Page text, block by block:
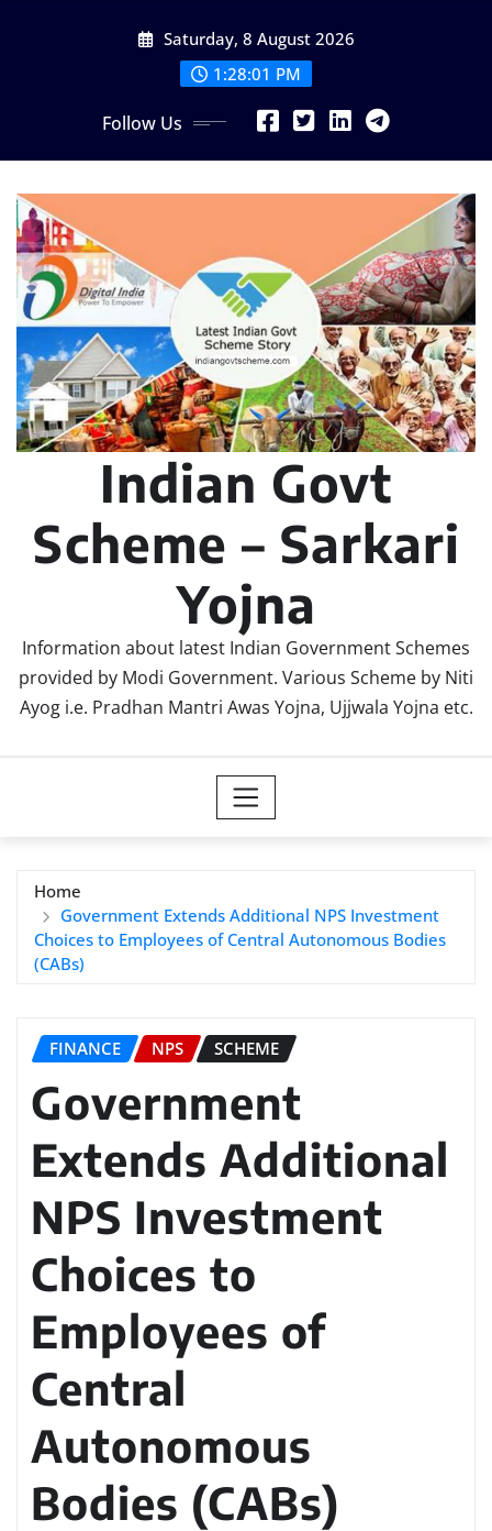
Saturday, 8 August 2026
1:28:02 PM
Follow Us
Indian Govt
Scheme – Sarkari
Yojna
Information about latest Indian Government Schemes
provided by Modi Government. Various Scheme by Niti
Ayog i.e. Pradhan Mantri Awas Yojna, Ujjwala Yojna etc.
Home
Government Extends Additional NPS Investment
Choices to Employees of Central Autonomous Bodies
(CABs)
FINANCE NPS SCHEME
Government
Extends Additional
NPS Investment
Choices to
Employees of
Central
Autonomous
Bodies (CABs)